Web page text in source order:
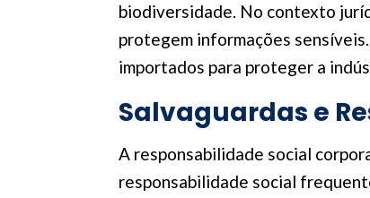
biodiversidade. No contexto
protegem informações
importados para proteger a
Salvaguardas e
A responsabilidade social
responsabilidade social